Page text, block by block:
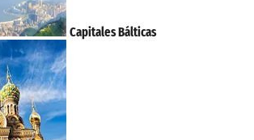
Capitales Bálticas